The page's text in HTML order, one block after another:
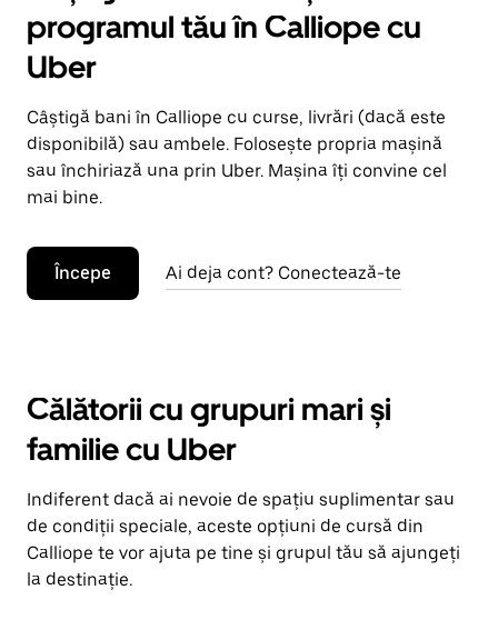
programul tău în Calliope cu
Uber
Câștigă bani în Calliope cu curse, livrări (dacă este
disponibilă) sau ambele. Folosește propria mașină
sau închiriază una prin Uber. Mașina îți convine cel
mai bine.
Începe Ai deja cont? Conectează-te
Călătorii cu grupuri mari și
familie cu Uber
Indiferent dacă ai nevoie de spațiu suplimentar sau
de condiții speciale, aceste opțiuni de cursă din
Calliope te vor ajuta pe tine și grupul tău să ajungeți
la destinație.